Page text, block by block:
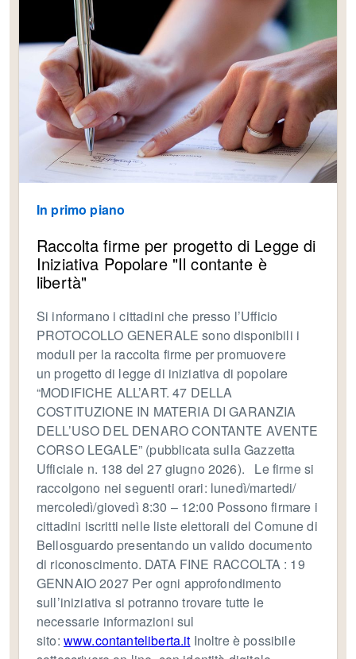
In primo piano
Raccolta firme per progetto di Legge di
Iniziativa Popolare "Il contante è
libertà"
Si informano i cittadini che presso l’Ufficio
PROTOCOLLO GENERALE sono disponibili i
moduli per la raccolta firme per promuovere
un progetto di legge di iniziativa di popolare
“MODIFICHE ALL’ART. 47 DELLA
COSTITUZIONE IN MATERIA DI GARANZIA
DELL’USO DEL DENARO CONTANTE AVENTE
CORSO LEGALE” (pubblicata sulla Gazzetta
Ufficiale n. 138 del 27 giugno 2026). Le firme si
raccolgono nei seguenti orari: lunedì/martedi/
mercoledì/giovedì 8:30 – 12:00 Possono firmare i
cittadini iscritti nelle liste elettorali del Comune di
Bellosguardo presentando un valido documento
di riconoscimento. DATA FINE RACCOLTA : 19
GENNAIO 2027 Per ogni approfondimento
sull’iniziativa si potranno trovare tutte le
necessarie informazioni sul
sito: www.contanteliberta.it Inoltre è possibile